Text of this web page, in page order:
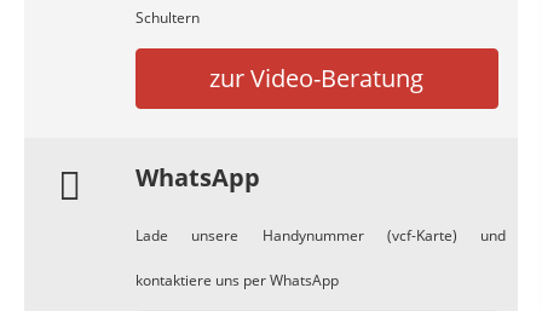
Schultern
zur Video-Beratung
WhatsApp
Lade unsere Handynummer (vcf-Karte) und
kontaktiere uns per WhatsApp